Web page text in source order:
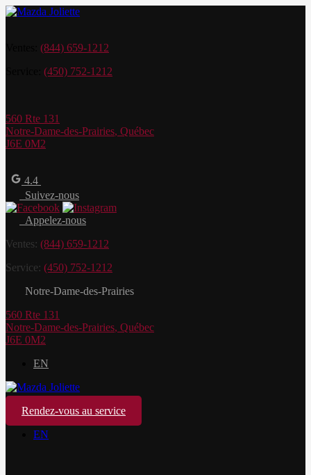
(844) 659-1212
(450) 752-1212
560 Rte 131
Notre-Dame-des-Prairies, Québec
J6E 0M2
4.4
Suivez-nous
Appelez-nous
Ventes: (844) 659-1212
Service: (450) 752-1212
Notre-Dame-des-Prairies
560 Rte 131
Notre-Dame-des-Prairies, Québec
J6E 0M2
EN
Rendez-vous au service
EN